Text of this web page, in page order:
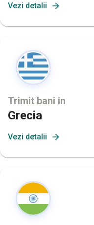
Vezi detalii
Trimit bani in
Grecia
Vezi detalii